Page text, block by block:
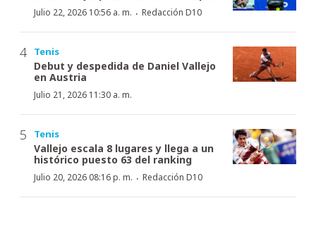
Julio 22, 2026 10:56 a. m. · Redacción D10
Tenis
Debut y despedida de Daniel Vallejo
en Austria
Julio 21, 2026 11:30 a. m.
Tenis
Vallejo escala 8 lugares y llega a un
histórico puesto 63 del ranking
Julio 20, 2026 08:16 p. m. · Redacción D10